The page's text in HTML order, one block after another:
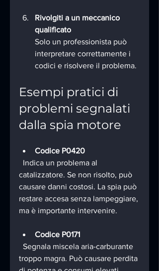
Rivolgiti a un meccanico
qualificato
Solo un professionista può
interpretare correttamente i
codici e risolvere il problema.
Esempi pratici di
problemi segnalati
dalla spia motore
Codice P0420
catalizzatore. Se non risolto, può
causare danni costosi. La spia può
restare accesa senza lampeggiare,
ma è importante intervenire.
Codice P0171
troppo magra. Può causare perdita